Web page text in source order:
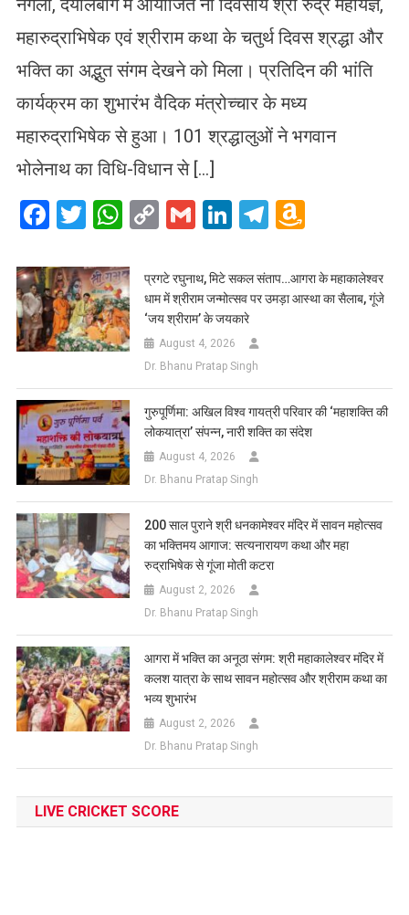
नगला, दयालबाग में आयोजित नौ दिवसीय श्री रुद्र महायज्ञ,
महारुद्राभिषेक एवं श्रीराम कथा के चतुर्थ दिवस श्रद्धा और
भक्ति का अद्भुत संगम देखने को मिला। प्रतिदिन की भांति
कार्यक्रम का शुभारंभ वैदिक मंत्रोच्चार के मध्य
महारुद्राभिषेक से हुआ। 101 श्रद्धालुओं ने भगवान
भोलेनाथ का विधि-विधान से […]
Facebook
Twitter
WhatsApp
CopyGmailLinkedIn
Telegram
List
प्रगटे रघुनाथ, मिटे सकल संताप…आगरा के महाकालेश्वर
धाम में श्रीराम जन्मोत्सव पर उमड़ा आस्था का सैलाब, गूंजे
‘जय श्रीराम’ के जयकारे
August 4, 2026
Dr. Bhanu Pratap Singh
गुरुपूर्णिमा: अखिल विश्व गायत्री परिवार की ‘महाशक्ति की
लोकयात्रा’ संपन्न, नारी शक्ति का संदेश
August 4, 2026
Dr. Bhanu Pratap Singh
200 साल पुराने श्री धनकामेश्वर मंदिर में सावन महोत्सव
का भक्तिमय आगाज: सत्यनारायण कथा और महा
रुद्राभिषेक से गूंजा मोती कटरा
August 2, 2026
Dr. Bhanu Pratap Singh
आगरा में भक्ति का अनूठा संगम: श्री महाकालेश्वर मंदिर में
कलश यात्रा के साथ सावन महोत्सव और श्रीराम कथा का
भव्य शुभारंभ
August 2, 2026
Dr. Bhanu Pratap Singh
LIVE CRICKET SCORE